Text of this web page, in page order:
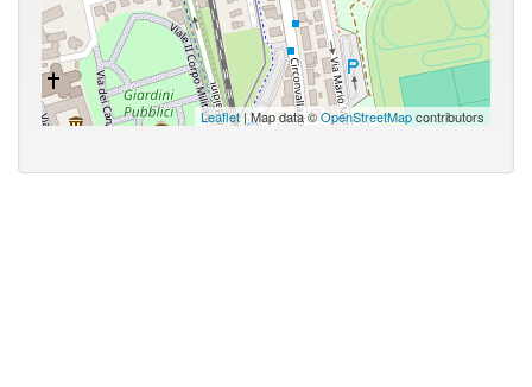
Leaflet| Map data ©OpenStreetMapcontributors